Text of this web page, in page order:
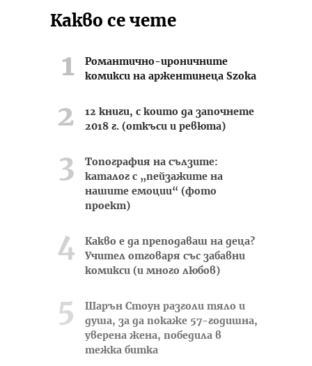
Какво се чете
Романтично-ироничните
комикси на аржентинеца Szoka
12 книги, с които да започнете
2018 г. (откъси и ревюта)
Топография на сълзите:
каталог с „пейзажите на
нашите емоции“ (фото
проект)
Какво е да преподаваш на деца?
Учител отговаря със забавни
комикси (и много любов)
Шарън Стоун разголи тяло и
душа, за да покаже 57-годишна,
уверена жена, победила в
тежка битка